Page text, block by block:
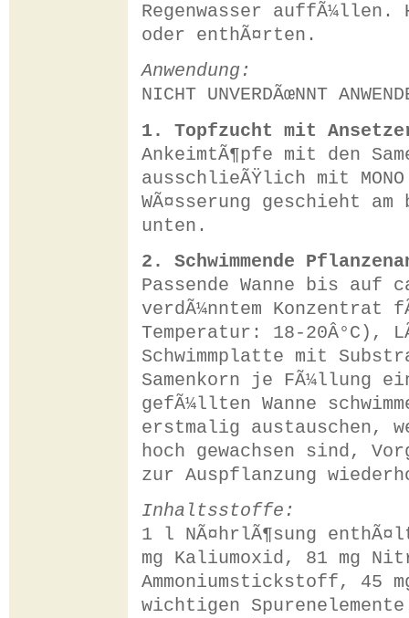
Regenwasser auffÃ¼llen.
oder enthÃ¤rten.
Anwendung:
NICHT UNVERDÃœNNT
1. Topfzucht mit
AnkeimtÃ¶pfe mit den
ausschlieÃŸlich mit
WÃ¤sserung geschieht
unten.
2. Schwimmende
Passende Wanne bis auf
verdÃ¼nntem Konzentrat
Temperatur: 18-20Â°C),
Schwimmplatte mit
Samenkorn je FÃ¼llung
gefÃ¼llten Wanne
erstmalig austauschen,
hoch gewachsen sind,
zur Auspflanzung
Inhaltsstoffe:
1 l NÃ¤hrlÃ¶sung
mg Kaliumoxid, 81 mg
Ammoniumstickstoff, 45
wichtigen